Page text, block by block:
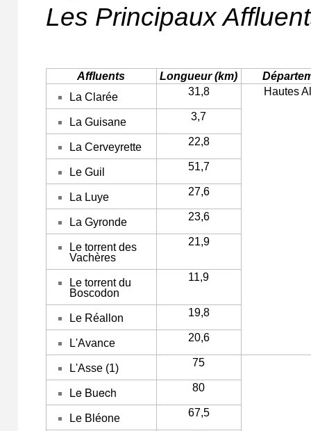
Les Principaux
Affluents Longueur (km)
La Clarée
31,8 Hautes
La Guisane 3,7
La Cerveyrette 22,8
Le Guil 51,7
La Luye 27,6
La Gyronde 23,6
Le torrent des
Vachères
21,9
Le torrent du
Boscodon
11,9
Le Réallon 19,8
L'Avance 20,6
L'Asse (1) 75
Le Buech 80
Le Bléone 67,5